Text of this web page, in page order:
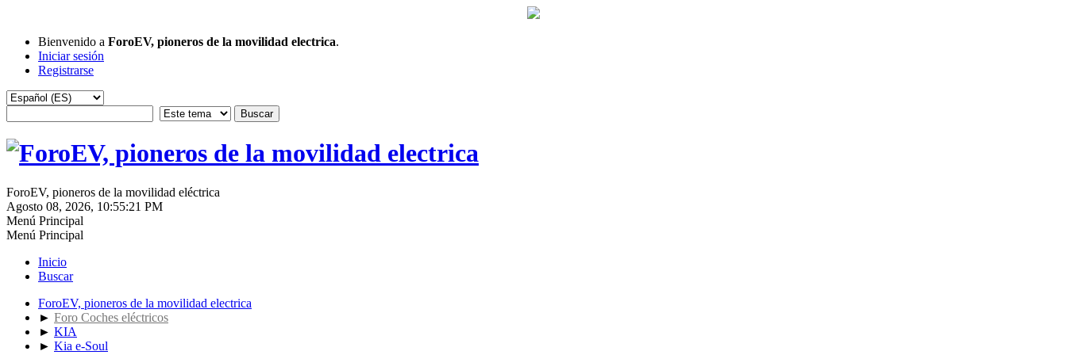
Bienvenido a ForoEV, pioneros de la movilidad electrica.
Iniciar sesión
Registrarse
ForoEV, pioneros de la movilidad eléctrica
Agosto 08, 2026, 10:55:21 PM
Menú Principal
Menú Principal
Inicio
Buscar
ForoEV, pioneros de la movilidad electrica
► Foro Coches eléctricos
► KIA
► Kia e-Soul